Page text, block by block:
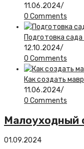
11.06.2024/
0 Comments
Подготовка сада
12.10.2024/
0 Comments
Как создать
11.06.2024/
0 Comments
Малоуходный
01.09.2024